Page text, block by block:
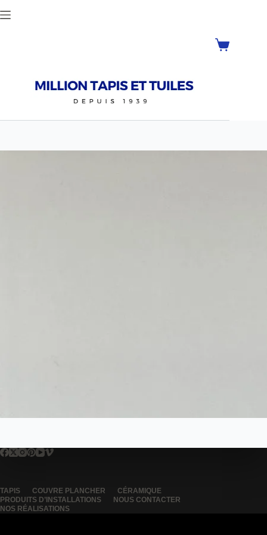
TAPIS COUVRE PLANCHER
CÉRAMIQUE
PRODUITS D’INSTALLATIONS
NOUS CONTACTER
NOS RÉALISATIONS